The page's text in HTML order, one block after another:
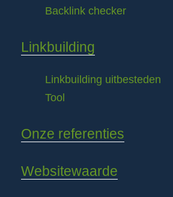
Backlink checker
Linkbuilding
Linkbuilding uitbesteden
Tool
Onze referenties
Websitewaarde